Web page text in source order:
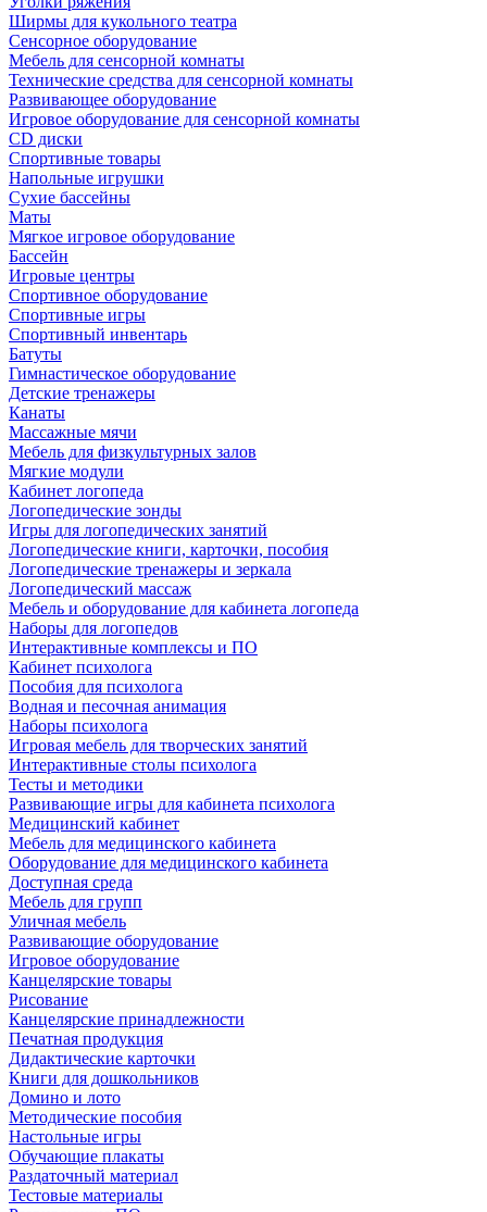
Ширмы для кукольного театра
Сенсорное оборудование
Мебель для сенсорной комнаты
Технические средства для сенсорной комнаты
Развивающее оборудование
Игровое оборудование для сенсорной комнаты
CD диски
Спортивные товары
Напольные игрушки
Сухие бассейны
Маты
Мягкое игровое оборудование
Бассейн
Игровые центры
Спортивное оборудование
Спортивные игры
Спортивный инвентарь
Батуты
Гимнастическое оборудование
Детские тренажеры
Канаты
Массажные мячи
Мебель для физкультурных залов
Мягкие модули
Кабинет логопеда
Логопедические зонды
Игры для логопедических занятий
Логопедические книги, карточки, пособия
Логопедические тренажеры и зеркала
Логопедический массаж
Мебель и оборудование для кабинета логопеда
Наборы для логопедов
Интерактивные комплексы и ПО
Кабинет психолога
Пособия для психолога
Водная и песочная анимация
Наборы психолога
Игровая мебель для творческих занятий
Интерактивные столы психолога
Тесты и методики
Развивающие игры для кабинета психолога
Медицинский кабинет
Мебель для медицинского кабинета
Оборудование для медицинского кабинета
Доступная среда
Мебель для групп
Уличная мебель
Развивающие оборудование
Игровое оборудование
Канцелярские товары
Рисование
Канцелярские принадлежности
Печатная продукция
Дидактические карточки
Книги для дошкольников
Домино и лото
Методические пособия
Настольные игры
Обучающие плакаты
Раздаточный материал
Тестовые материалы